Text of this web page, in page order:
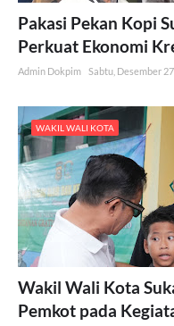
Pakasi Pekan Kopi
Perkuat Ekonomi
Admin Dokpim Sabtu, Desember
WAKIL WALI KOTA
Wakil Wali Kota
Pemkot pada